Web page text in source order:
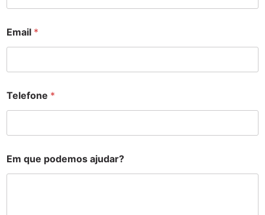
Email *
Telefone *
Em que podemos ajudar?